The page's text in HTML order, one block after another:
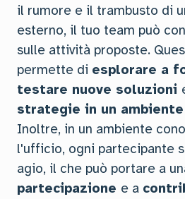
il rumore e il trambusto di
esterno, il tuo team può
sulle attività proposte.
permette di esplorare a
testare nuove soluzioni
strategie in un
Inoltre, in un ambiente
l'ufficio, ogni partecipante
agio, il che può portare a
partecipazione e a